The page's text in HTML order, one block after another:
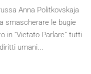
Anna Politkovskaja
smascherare le bugie
in “Vietato Parlare” tutti
umani...